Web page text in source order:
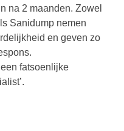
na 2 maanden. Zowel
Sanidump nemen
en geven zo
fatsoenlijke